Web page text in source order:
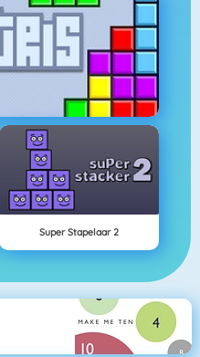
Super Stapelaar 2